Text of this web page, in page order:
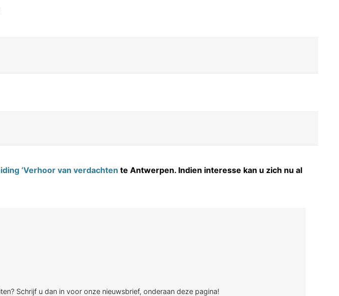
‘Verhoor van verdachten te Antwerpen. Indien interesse kan u zich nu al
Schrijf u dan in voor onze nieuwsbrief, onderaan deze pagina!